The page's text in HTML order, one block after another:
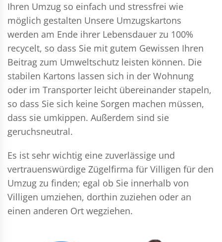
Ihren Umzug so einfach und stressfrei wie
möglich gestalten Unsere Umzugskartons
werden am Ende ihrer Lebensdauer zu 100%
recycelt, so dass Sie mit gutem Gewissen Ihren
Beitrag zum Umweltschutz leisten können. Die
stabilen Kartons lassen sich in der Wohnung
oder im Transporter leicht übereinander stapeln,
so dass Sie sich keine Sorgen machen müssen,
dass sie umkippen. Außerdem sind sie
geruchsneutral.
Es ist sehr wichtig eine zuverlässige und
vertrauenswürdige Zügelfirma für Villigen für den
Umzug zu finden; egal ob Sie innerhalb von
Villigen umziehen, dorthin zuziehen oder an
einen anderen Ort wegziehen.